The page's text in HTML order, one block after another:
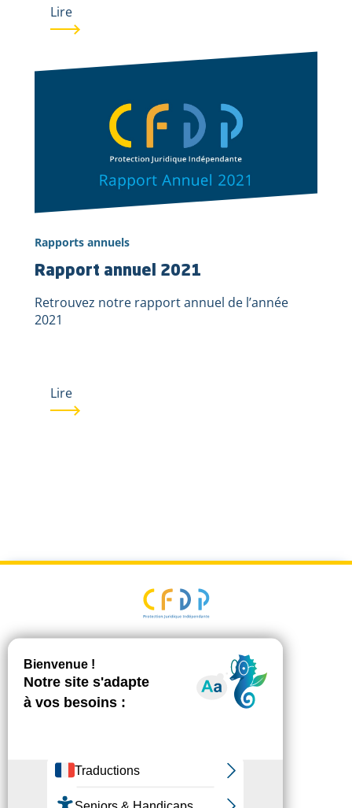
Lire
Rapports annuels
Rapport annuel 2021
Retrouvez notre rapport annuel de l’année
2021
Lire
Mentions Légales
réclamation